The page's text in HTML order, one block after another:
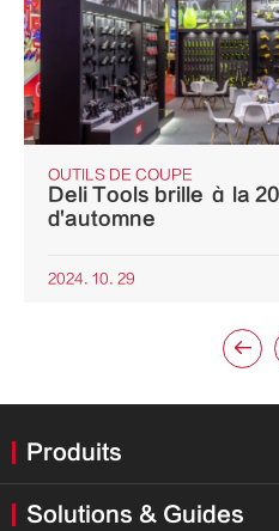
OUTILS DE COUPE
Deli Tools brille à la
d'automne
2024. 10. 29

Produits
Solutions & Guides